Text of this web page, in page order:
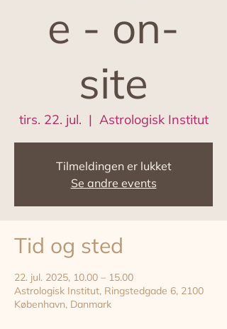
e - on-
site
tirs. 22. jul.
  |
Astrologisk Institut
Tilmeldingen er lukket
Se andre events
Tid og sted
22. jul. 2025, 10.00 – 15.00
Astrologisk Institut, Ringstedgade 6, 2100
København, Danmark